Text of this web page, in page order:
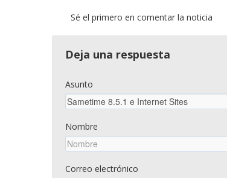
Sé el primero en comentar la noticia
Deja una respuesta
Asunto
Nombre
Correo electrónico